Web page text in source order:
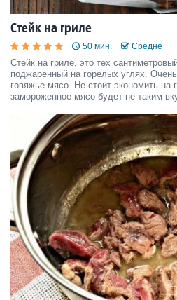
Стейк на гриле
50 мин. Средне
Стейк на гриле, это тех
поджаренный на горелых углях.
говяжье мясо. Не стоит экономить на
замороженное мясо будет не таким
перед прожаркой.